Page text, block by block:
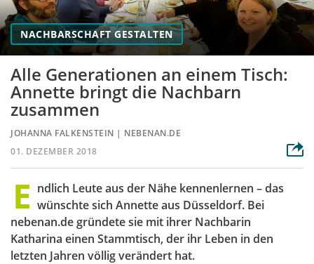
NACHBARSCHAFT GESTALTEN
Alle Generationen an einem Tisch:
Annette bringt die Nachbarn
zusammen
JOHANNA FALKENSTEIN | NEBENAN.DE
01. DEZEMBER 2018
E ndlich Leute aus der Nähe kennenlernen – das
wünschte sich Annette aus Düsseldorf. Bei
nebenan.de gründete sie mit ihrer Nachbarin
Katharina einen Stammtisch, der ihr Leben in den
letzten Jahren völlig verändert hat.